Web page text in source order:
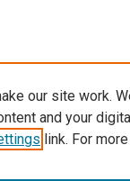
our site work.
and your
link. For